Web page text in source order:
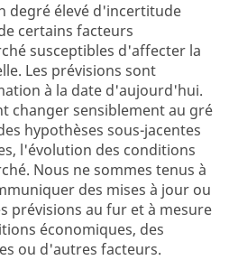
degré élevé d'incertitude
certains facteurs
susceptibles d'affecter la
Les prévisions sont
à la date d'aujourd'hui.
changer sensiblement au gré
hypothèses sous-jacentes
l'évolution des conditions
Nous ne sommes tenus à
des mises à jour ou
prévisions au fur et à mesure
économiques, des
ou d'autres facteurs.